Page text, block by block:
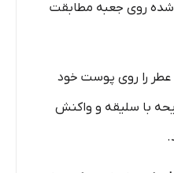
شده روی جعبه مطابقت
عطر را روی پوست خود
با سلیقه و واکنش